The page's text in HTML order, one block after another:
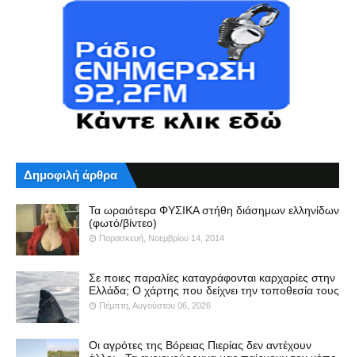
Δημοφιλή άρθρα
Τα ωραιότερα ΦΥΣΙΚΑ στήθη διάσημων ελληνίδων
(φωτό/βίντεο)
Παρασκευή, Νοεμβρίου 14, 2014
Σε ποιες παραλίες καταγράφονται καρχαρίες στην
Ελλάδα; Ο χάρτης που δείχνει την τοποθεσία τους
Πέμπτη, Αυγούστου 06, 2026
Οι αγρότες της Βόρειας Πιερίας δεν αντέχουν